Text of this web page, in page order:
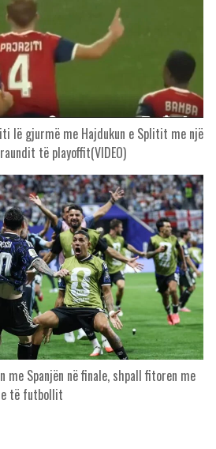
lë gjurmë me Hajdukun e Splitit me një
të playoffit(VIDEO)
Spanjën në finale, shpall fitoren me
të futbollit